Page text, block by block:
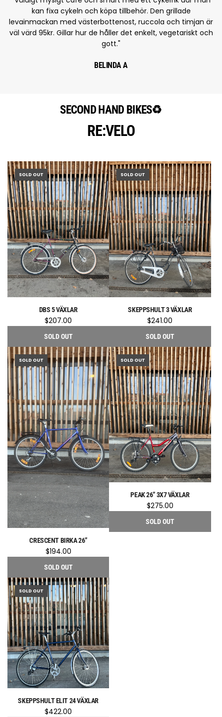
kan fixa cykeln och köpa tillbehör. Den grillade
levainmackan med västerbottenost, ruccola och timjan är
väl värd 95kr. Gillar hur de håller det enkelt, vegetariskt och
gott."
BELINDA A
SECOND HAND BIKES♻️
RE:VELO
SOLD OUT
DBS 5 VÄXLAR
$207.00
SOLD OUT
SOLD OUT
SKEPPSHULT 3 VÄXLAR
$241.00
SOLD OUT
SOLD OUT
CRESCENT BIRKA 26”
$194.00
SOLD OUT
SOLD OUT
PEAK 26” 3X7 VÄXLAR
$275.00
SOLD OUT
SOLD OUT
SKEPPSHULT ELIT 24 VÄXLAR
$422.00